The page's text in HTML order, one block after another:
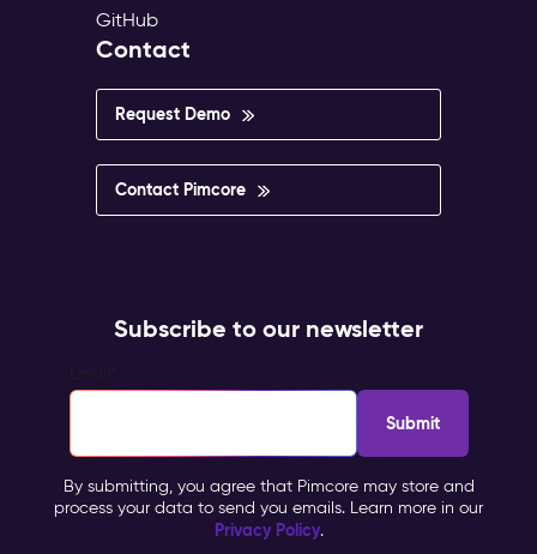
GitHub
Contact
Request Demo
Contact Pimcore
Subscribe to our newsletter
By submitting, you agree that Pimcore may store and
process your data to send you emails. Learn more in our
Privacy Policy.